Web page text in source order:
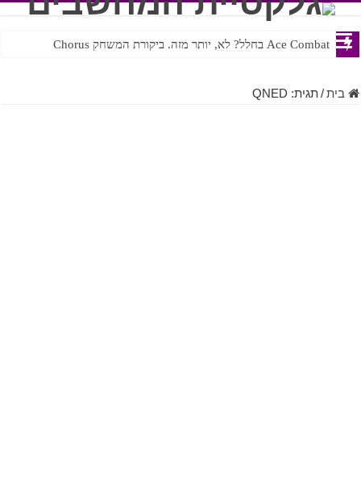
Ace Combat בחלל? לא, יותר מזה. ביקורת המשחק Chorus
Steven Universe והשירים שתורגמו בצורה נוראית לעברית
בית/תגית: QNED